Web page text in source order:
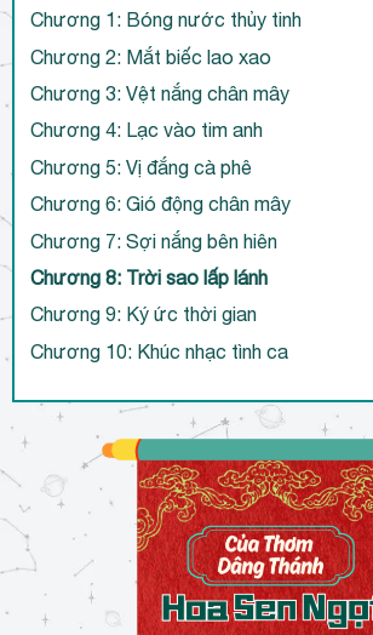
Chương 1: Bóng nước thủy tinh
Chương 2: Mắt biếc lao xao
Chương 3: Vệt nắng chân mây
Chương 4: Lạc vào tim anh
Chương 5: Vị đắng cà phê
Chương 6: Gió động chân mây
Chương 7: Sợi nắng bên hiên
Chương 8: Trời sao lấp lánh
Chương 9: Ký ức thời gian
Chương 10: Khúc nhạc tình ca